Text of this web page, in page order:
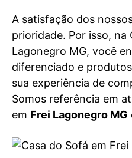
A satisfação dos
prioridade. Por isso, na
Lagonegro MG, você
diferenciado e
sua experiência de
Somos referência em
em Frei Lagonegro MG